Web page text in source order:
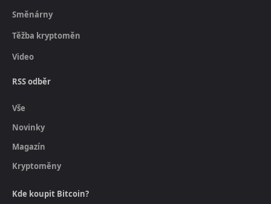
Směnárny
Těžba kryptoměn
Video
RSS odběr
Vše
Novinky
Magazín
Kryptoměny
Kde koupit Bitcoin?